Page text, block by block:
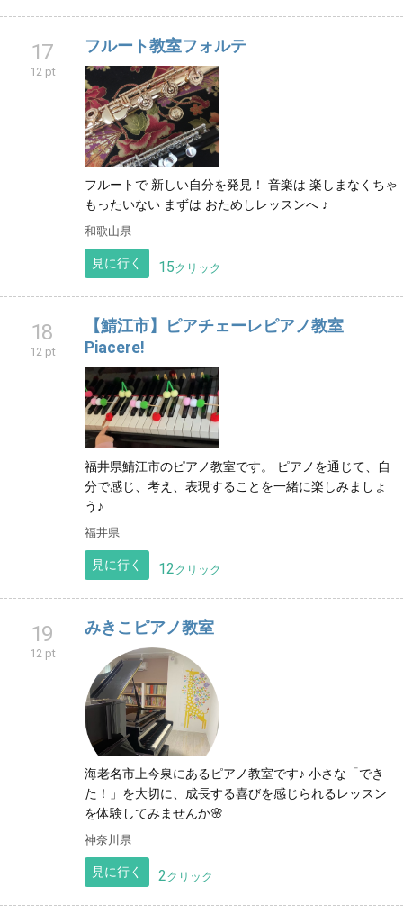
17
12 pt
フルート教室フォルテ
フルートで 新しい自分を発見！ 音楽は 楽しまなくちゃ
もったいない まずは おためしレッスンへ ♪
和歌山県
見に行く 15クリック
18
12 pt
【鯖江市】ピアチェーレピアノ教室
Piacere!
福井県鯖江市のピアノ教室です。 ピアノを通じて、自
分で感じ、考え、表現することを一緒に楽しみましょ
う♪
福井県
見に行く 12クリック
19
12 pt
みきこピアノ教室
海老名市上今泉にあるピアノ教室です♪ 小さな「でき
た！」を大切に、成長する喜びを感じられるレッスン
を体験してみませんか🌸
神奈川県
見に行く 2クリック